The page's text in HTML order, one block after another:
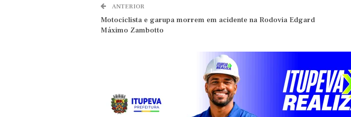
ANTERIOR
Motociclista e garupa morrem em acidente na Rodovia Edgard
Máximo Zambotto